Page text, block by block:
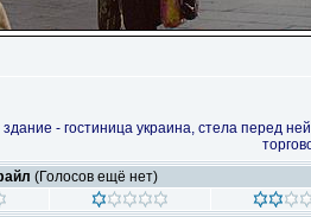
- гостиница украина, стела перед
(Голосов ещё нет)